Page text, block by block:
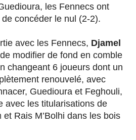
les Fennecs ont
concéder le nul (2-2).
avec les Fennecs, Djamel
modifier de fond en comble
changeant 6 joueurs dont un
renouvelé, avec
Guedioura et Feghouli,
avec les titularisations de
Rais M’Bolhi dans les bois